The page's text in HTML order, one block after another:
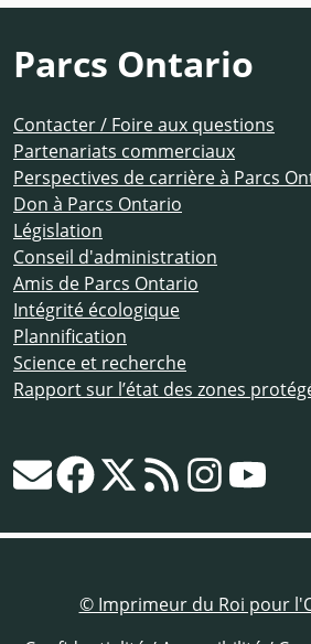
Parcs Ontario
Contacter / Foire aux questions
Partenariats commerciaux
Perspectives de carrière à Parcs
Don à Parcs Ontario
Législation
Conseil d'administration
Amis de Parcs Ontario
Intégrité écologique
Plannification
Science et recherche
Rapport sur l’état des zones
© Imprimeur du Roi pour